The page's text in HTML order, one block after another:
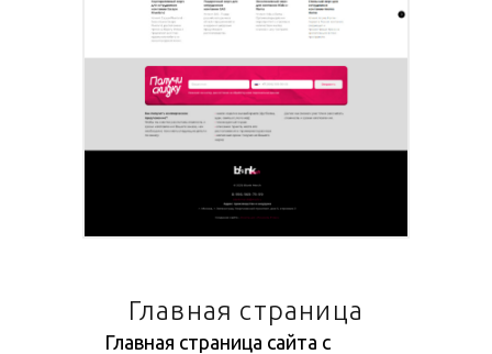
Главная страница
Главная страница сайта с